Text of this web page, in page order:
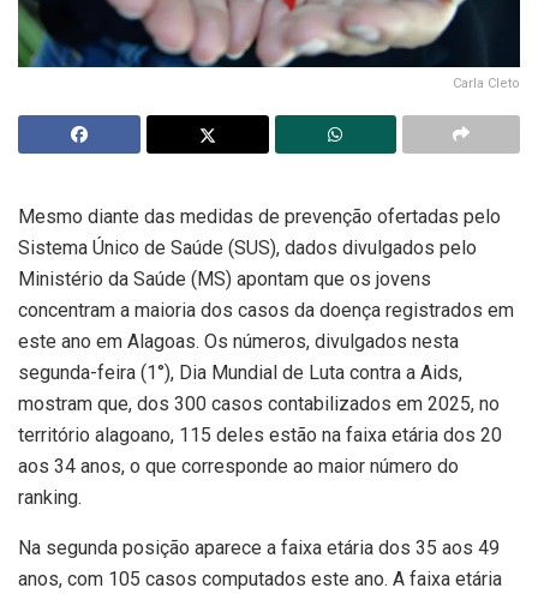
Carla Cleto
Mesmo diante das medidas de prevenção ofertadas pelo
Sistema Único de Saúde (SUS), dados divulgados pelo
Ministério da Saúde (MS) apontam que os jovens
concentram a maioria dos casos da doença registrados em
este ano em Alagoas. Os números, divulgados nesta
segunda-feira (1°), Dia Mundial de Luta contra a Aids,
mostram que, dos 300 casos contabilizados em 2025, no
território alagoano, 115 deles estão na faixa etária dos 20
aos 34 anos, o que corresponde ao maior número do
ranking.
Na segunda posição aparece a faixa etária dos 35 aos 49
anos, com 105 casos computados este ano. A faixa etária